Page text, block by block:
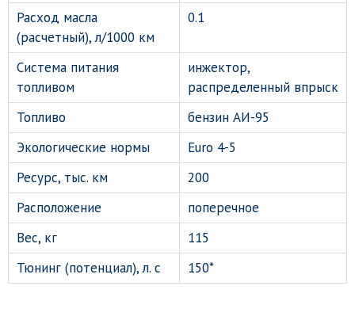
Расход масла
(расчетный), л/1000 км
0.1
Система питания
топливом
инжектор,
распределенный впрыск
Топливо
бензин АИ-95
Экологические нормы
Euro 4-5
Ресурс, тыс. км
200
Расположение
поперечное
Вес, кг
115
Тюнинг (потенциал), л. с
150*